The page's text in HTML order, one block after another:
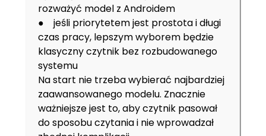
rozważyć model z Androidem
● jeśli priorytetem jest prostota i długi
czas pracy, lepszym wyborem będzie
klasyczny czytnik bez rozbudowanego
systemu
Na start nie trzeba wybierać najbardziej
zaawansowanego modelu. Znacznie
ważniejsze jest to, aby czytnik pasował
do sposobu czytania i nie wprowadzał